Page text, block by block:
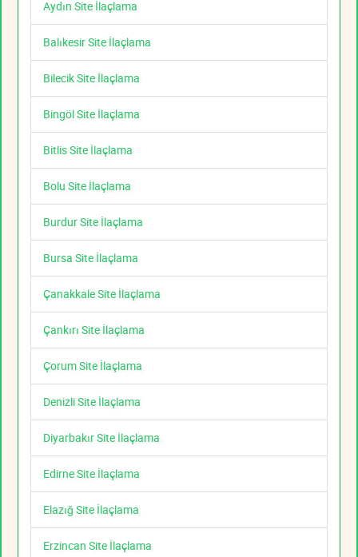
Aydın Site İlaçlama
Balıkesir Site İlaçlama
Bilecik Site İlaçlama
Bingöl Site İlaçlama
Bitlis Site İlaçlama
Bolu Site İlaçlama
Burdur Site İlaçlama
Bursa Site İlaçlama
Çanakkale Site İlaçlama
Çankırı Site İlaçlama
Çorum Site İlaçlama
Denizli Site İlaçlama
Diyarbakır Site İlaçlama
Edirne Site İlaçlama
Elazığ Site İlaçlama
Erzincan Site İlaçlama